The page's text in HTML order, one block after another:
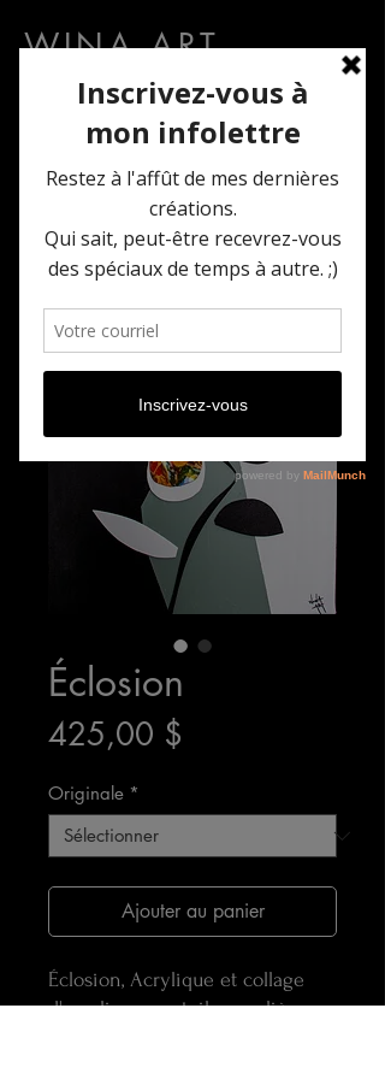
WINA ART
Éclosion
425,00 $
Originale *
Ajouter au panier
Éclosion, Acrylique et collage
d'acrylique sur toile regulière.